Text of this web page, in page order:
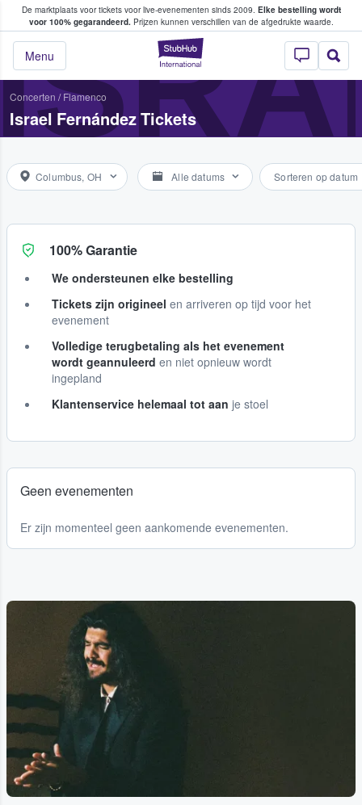
De marktplaats voor tickets voor live-evenementen sinds 2009. Elke bestelling wordt
voor 100% gegarandeerd.Prijzen kunnen verschillen van de afgedrukte waarde.
StubHub: waar
Menu
tickets kopen en verkopen
Concerten / Flamenco
Israel Fernández Tickets
Columbus, OH Alle datums Sorteren op datum
100% Garantie
We ondersteunen elke bestelling
Tickets zijn origineel en arriveren op tijd voor het
evenement
Volledige terugbetaling als het evenement
wordt geannuleerd en niet opnieuw wordt
ingepland
Klantenservice helemaal tot aan je stoel
Geen evenementen
Er zijn momenteel geen aankomende evenementen.